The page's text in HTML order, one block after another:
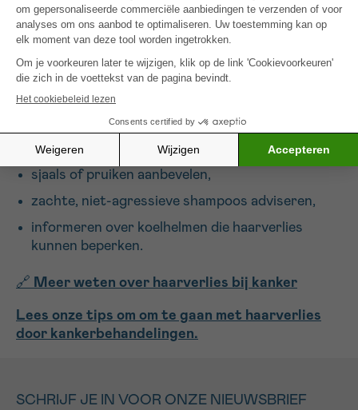
therapieën of het verbeteren van de levenskwaliteit
van patiënten.
Advies voor patiënten in behandeling
Kappers kunnen ook helpen tijdens de behandeling:
een kort kapsel voorstellen om haarverlies voor
te bereiden,
sjaals of pruiken aanbevelen,
zachte, niet-agressieve shampoos adviseren,
informeren over koelhelmen die haarverlies
kunnen beperken.
🔗 Meer weten over haarverlies bij kanker
Lees onze tips om om te gaan met haarverlies
door kankerbehandelingen.
SCHRIJF JE IN VOOR ONZE NIEUWSBRIEF